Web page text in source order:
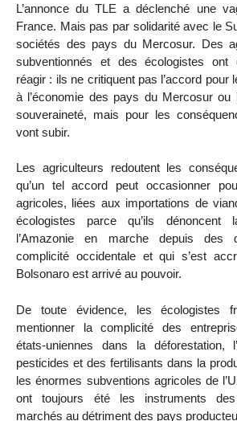
L’annonce du TLE a déclenché une
France. Mais pas par solidarité avec le
sociétés des pays du Mercosur. Des
subventionnés et des écologistes
réagir : ils ne critiquent pas l’accord pour
à l’économie des pays du Mercosur ou
souveraineté, mais pour les
vont subir.
Les agriculteurs redoutent les
qu’un tel accord peut occasionner
agricoles, liées aux importations de
écologistes parce qu’ils dénoncent
l’Amazonie en marche depuis des
complicité occidentale et qui s’est
Bolsonaro est arrivé au pouvoir.
De toute évidence, les écologistes
mentionner la complicité des
états-uniennes dans la déforestation,
pesticides et des fertilisants dans la
les énormes subventions agricoles de
ont toujours été les instruments
marchés au détriment des pays